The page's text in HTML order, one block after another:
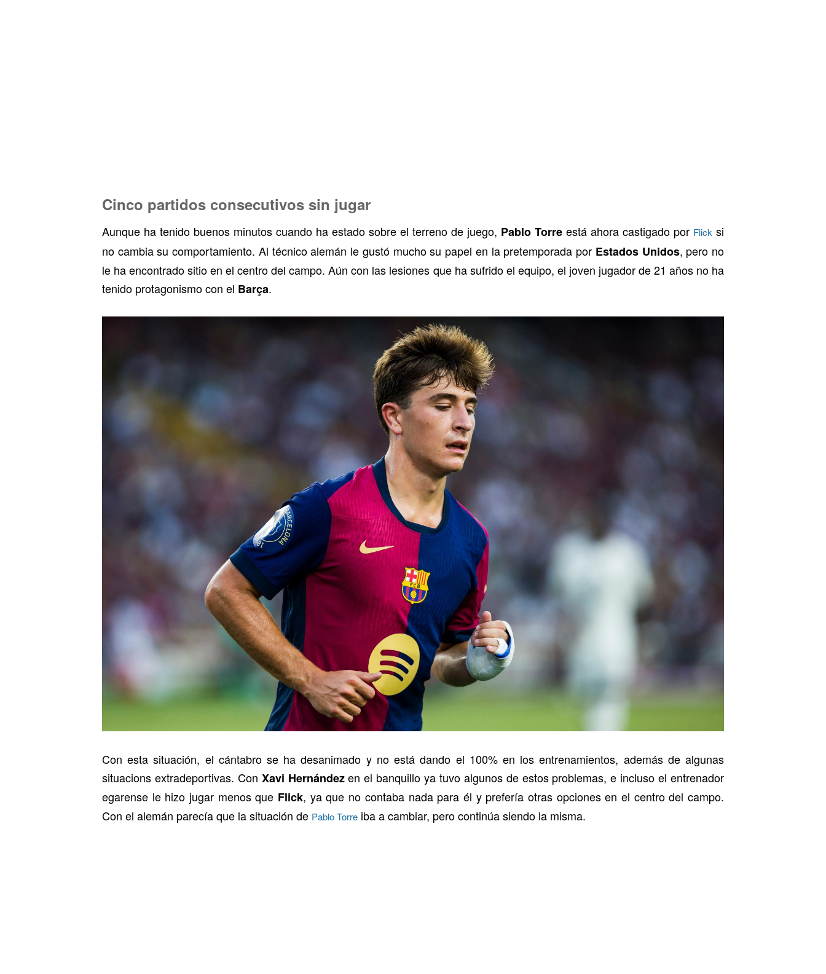
Cinco partidos consecutivos sin jugar
Aunque ha tenido buenos minutos cuando ha estado sobre el terreno de juego, Pablo Torre está ahora castigado por Flick si
no cambia su comportamiento. Al técnico alemán le gustó mucho su papel en la pretemporada por Estados Unidos, pero no
le ha encontrado sitio en el centro del campo. Aún con las lesiones que ha sufrido el equipo, el joven jugador de 21 años no ha
tenido protagonismo con el Barça.
Con esta situación, el cántabro se ha desanimado y no está dando el 100% en los entrenamientos, además de algunas
situacions extradeportivas. Con Xavi Hernándezen el banquillo ya tuvo algunos de estos problemas, e incluso el entrenador
egarense le hizo jugar menos que Flick, ya que no contaba nada para él y prefería otras opciones en el centro del campo.
Con el alemán parecía que la situación de Pablo Torre iba a cambiar, pero continúa siendo la misma.